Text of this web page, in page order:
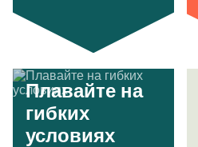
Плавайте на
гибких
условиях